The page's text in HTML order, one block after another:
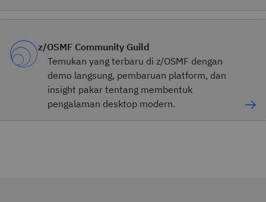
z/OSMF Community Guild
Temukan yang terbaru di z/OSMF dengan
demo langsung, pembaruan platform, dan
insight pakar tentang membentuk
pengalaman desktop modern.